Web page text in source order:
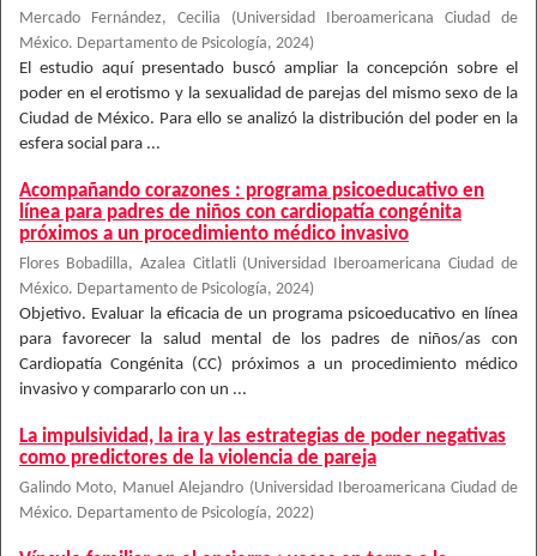
Mercado Fernández, Cecilia (Universidad Iberoamericana Ciudad de
México. Departamento de Psicología, 2024)
El estudio aquí presentado buscó ampliar la concepción sobre el
poder en el erotismo y la sexualidad de parejas del mismo sexo de la
Ciudad de México. Para ello se analizó la distribución del poder en la
esfera social para ...
Acompañando corazones : programa psicoeducativo en
línea para padres de niños con cardiopatía congénita
próximos a un procedimiento médico invasivo
Flores Bobadilla, Azalea Citlatli (Universidad Iberoamericana Ciudad de
México. Departamento de Psicología, 2024)
Objetivo. Evaluar la eficacia de un programa psicoeducativo en línea
para favorecer la salud mental de los padres de niños/as con
Cardiopatía Congénita (CC) próximos a un procedimiento médico
invasivo y compararlo con un ...
La impulsividad, la ira y las estrategias de poder negativas
como predictores de la violencia de pareja
Galindo Moto, Manuel Alejandro (Universidad Iberoamericana Ciudad de
México. Departamento de Psicología, 2022)